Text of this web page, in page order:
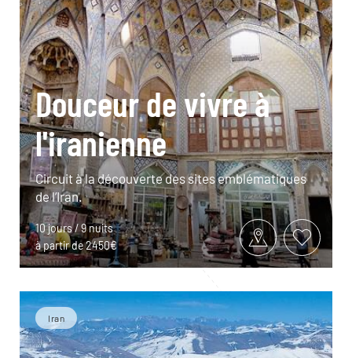
Douceur de vivre à
l'iranienne
Circuit à la découverte des sites emblématiques
de l’Iran.
10 jours / 9 nuits
à partir de 2450€
Iran